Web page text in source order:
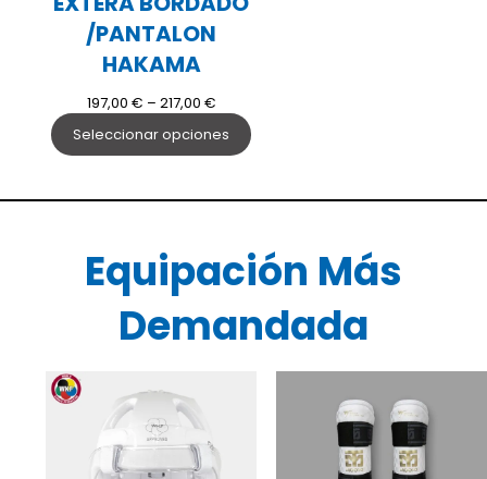
/PANTALON
HAKAMA
197,00 € – 217,00 €Rango
precios:
hasta
Seleccionar opciones
Equipación Más
Demandada